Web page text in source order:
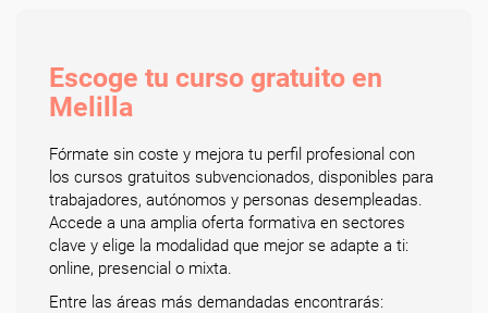
Escoge tu curso gratuito en
Melilla
Fórmate sin coste y mejora tu perfil profesional con
los cursos gratuitos subvencionados, disponibles para
trabajadores, autónomos y personas desempleadas.
Accede a una amplia oferta formativa en sectores
clave y elige la modalidad que mejor se adapte a ti:
online, presencial o mixta.
Entre las áreas más demandadas encontrarás: